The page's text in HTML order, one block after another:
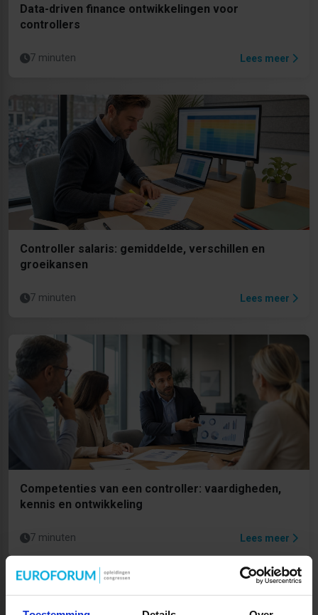
Data-driven finance ontwikkelingen voor
controllers
7 minuten Lees meer
Controller salaris: gemiddelde, verschillen en
groeikansen
7 minuten Lees meer
Competenties van een controller: vaardigheden,
kennis en ontwikkeling
7 minuten Lees meer